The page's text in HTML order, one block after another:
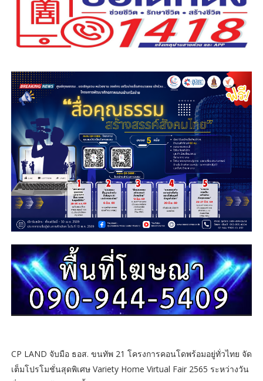
CP LAND จับมือ ธอส. ขนทัพ 21 โครงการคอนโดพร้อมอยู่ทั่วไทย จัด
เต็มโปรโมชั่นสุดพิเศษ Variety Home Virtual Fair 2565 ระหว่างวัน